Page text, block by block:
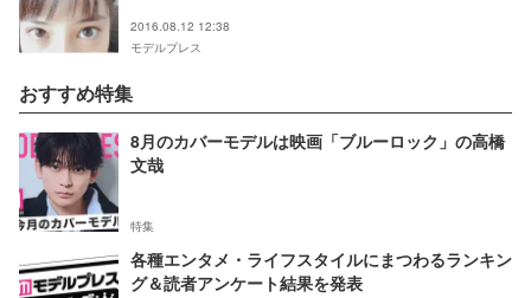
2016.08.12 12:38
モデルプレス
おすすめ特集
8月のカバーモデルは映画「ブルーロック」の高橋
文哉
特集
各種エンタメ・ライフスタイルにまつわるランキン
グ＆読者アンケート結果を発表